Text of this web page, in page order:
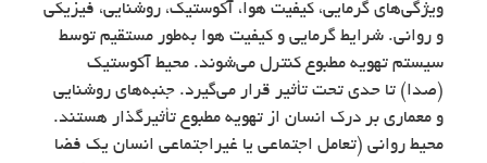
ویژگی‌های گرمایی، کیفیت هوا، آکوستیک، روشنایی، فیزیکی
و روانی. شرایط گرمایی و کیفیت هوا به‌طور مستقیم توسط
سیستم تهویه مطبوع کنترل می‌شوند. محیط آکوستیک
(صدا) تا حدی تحت تأثیر قرار می‌گیرد. جنبه‌های روشنایی
و معماری بر درک انسان از تهویه مطبوع تأثیرگذار هستند.
محیط روانی (تعامل اجتماعی یا غیراجتماعی انسان یک فضا